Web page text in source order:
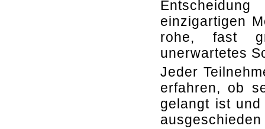
einzigartigen
rohe, fast
unerwartetes
Jeder
erfahren, ob
gelangt ist
ausgeschieden